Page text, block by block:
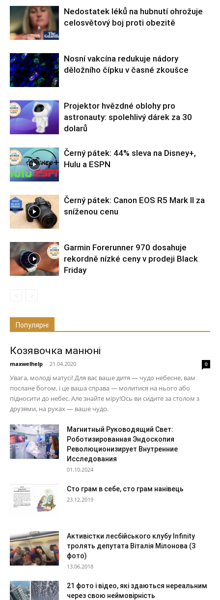
Nedostatek léků na hubnutí ohrožuje
celosvětový boj proti obezitě
Nosní vakcína redukuje nádory
děložního čípku v časné zkoušce
Projektor hvězdné oblohy pro
astronauty: spolehlivý dárek za 30
dolarů
Černý pátek: 44% sleva na Disney+,
Hulu a ESPN
Černý pátek: Canon EOS R5 Mark II za
sníženou cenu
Garmin Forerunner 970 dosahuje
rekordně nízké ceny v prodeji Black
Friday
Популярні
Козявочка манюні
maxwelhelp - 21.04.2020 0
Увага, молоді матусі! Для вас ваше дитя — чудо небесне, вам
послане богом, і це ваша справа — молитися на нього або
підносити до небес. Але знайте міру!Ось ви сидите за столом з
друзями, на руках — ваше чудо.
Магнитный Руководящий Свет:
Роботизированная Эндоскопия
Революционизирует Внутренние
Исследования
01.10.2024
Сто грам в себе, сто грам нанівець
23.12.2019
Активістки лесбійського клубу Infinity
тролять депутата Віталія Мілонова (3
фото)
13.06.2018
21 фото і відео, які здаються нереальним
через свою неймовірність